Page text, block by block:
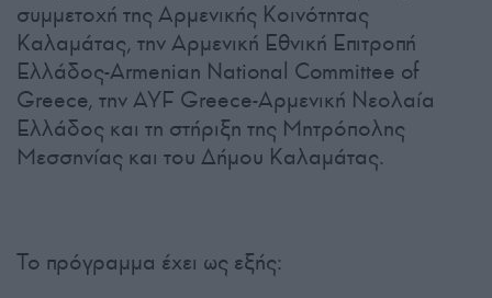
συμμετοχή της Αρμενικής Κοινότητας
Καλαμάτας, την Αρμενική Εθνική Επιτροπή
Ελλάδος-Armenian National Committee of
Greece, την AYF Greece-Αρμενική Νεολαία
Ελλάδος και τη στήριξη της Μητρόπολης
Μεσσηνίας και του Δήμου Καλαμάτας.
Το πρόγραμμα έχει ως εξής: